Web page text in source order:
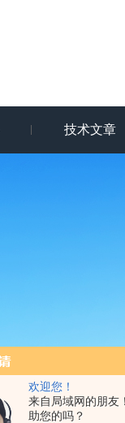
欢迎您！
来自局域网的朋友
助您的吗？
技术文章